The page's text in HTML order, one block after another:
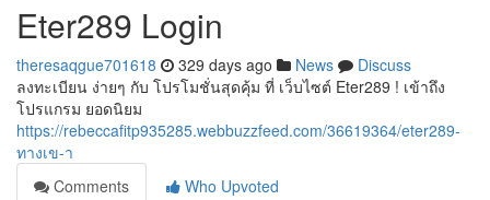
Eter289 Login
theresaqgue701618 329 days ago News
Discuss
ลงทะเบียน ง่ายๆ กับ โปรโมชั่นสุดคุ้ม ที่ เว็บไซต์ Eter289 ! เข้าถึง
โปรแกรม ยอดนิยม
https://rebeccafitp935285.webbuzzfeed.com/36619364/eter289-
ทางเข-า
Comments
Who Upvoted